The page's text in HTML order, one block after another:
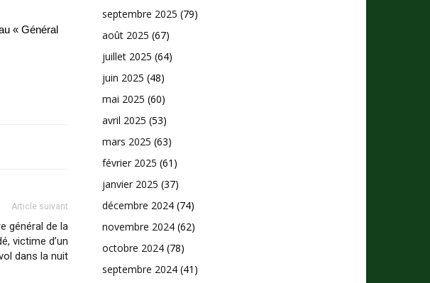
« Général
Article suivant
général de la
victime d’un
dans la nuit
septembre 2025 (79)
août 2025 (67)
juillet 2025 (64)
juin 2025 (48)
mai 2025 (60)
avril 2025 (53)
mars 2025 (63)
février 2025 (61)
janvier 2025 (37)
décembre 2024 (74)
novembre 2024 (62)
octobre 2024 (78)
septembre 2024 (41)